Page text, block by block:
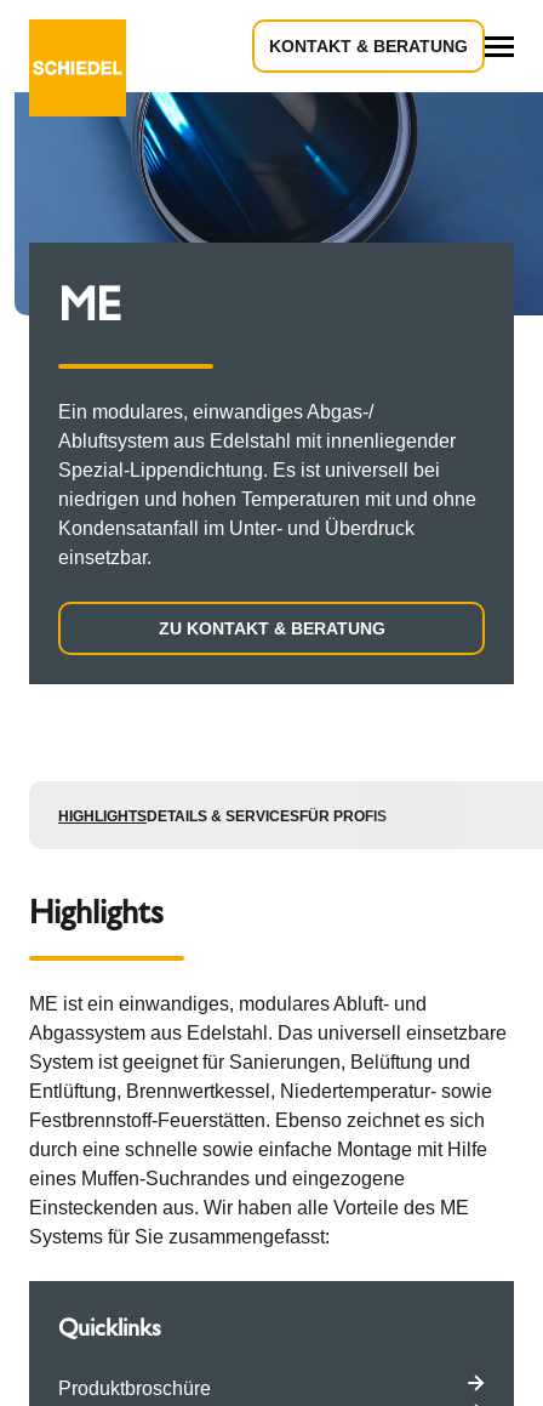
KONTAKT & BERATUNG
ME
Ein modulares, einwandiges Abgas-/
Abluftsystem aus Edelstahl mit innenliegender
Spezial-Lippendichtung. Es ist universell bei
niedrigen und hohen Temperaturen mit und ohne
Kondensatanfall im Unter- und Überdruck
einsetzbar.
ZU KONTAKT & BERATUNG
HIGHLIGHTSDETAILS & SERVICESFÜR PROFIS
Highlights
ME ist ein einwandiges, modulares Abluft- und
Abgassystem aus Edelstahl. Das universell einsetzbare
System ist geeignet für Sanierungen, Belüftung und
Entlüftung, Brennwertkessel, Niedertemperatur- sowie
Festbrennstoff-Feuerstätten. Ebenso zeichnet es sich
durch eine schnelle sowie einfache Montage mit Hilfe
eines Muffen-Suchrandes und eingezogene
Einsteckenden aus. Wir haben alle Vorteile des ME
Systems für Sie zusammengefasst:
Quicklinks
Produktbroschüre